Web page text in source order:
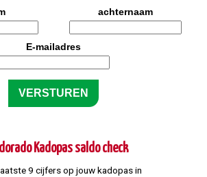
achternaam
E-mailadres
Kadopas saldo check
9 cijfers op jouw kadopas in